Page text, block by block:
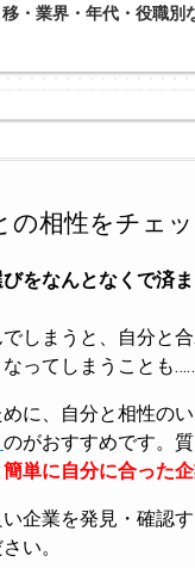
移・業界・年代・役職別
の相性をチェ
をなんとなくで済
しまうと、自分と
ってしまうことも……
に、自分と相性の
のがおすすめです。
単に自分に合った
企業を発見・確認
い。